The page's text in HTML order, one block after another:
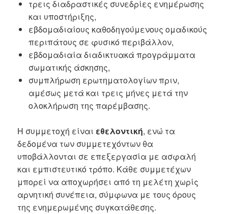
τρεις διαδραστικές συνεδρίες ενημέρωσης
και υποστήριξης,
εβδομαδιαίους καθοδηγούμενους ομαδικούς
περιπάτους σε φυσικό περιβάλλον,
εβδομαδιαία διαδικτυακά προγράμματα
σωματικής άσκησης,
συμπλήρωση ερωτηματολογίων πριν,
αμέσως μετά και τρεις μήνες μετά την
ολοκλήρωση της παρέμβασης.
Η συμμετοχή είναι εθελοντική, ενώ τα
δεδομένα των συμμετεχόντων θα
υποβάλλονται σε επεξεργασία με ασφαλή
και εμπιστευτικό τρόπο. Κάθε συμμετέχων
μπορεί να αποχωρήσει από τη μελέτη χωρίς
αρνητική συνέπεια, σύμφωνα με τους όρους
της ενημερωμένης συγκατάθεσης.